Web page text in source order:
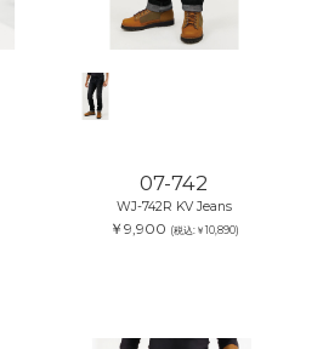
07-742
WJ-742R KV Jeans
￥9,900 (税込:￥10,890)